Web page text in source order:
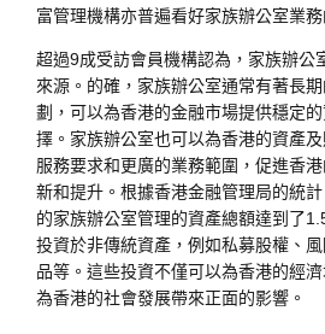
富管理機構亦普遍看好家族辦公室業務
超過9成受訪會員機構認為，家族辦公
來源。的確，家族辦公室通常有著長
劃，可以為香港的金融市場提供穩定
擇。家族辦公室也可以為香港的資產
服務要求和更廣的業務範圍，促進香
新和提升。根據香港金融管理局的統
的家族辦公室管理的資產總額達到了
投資於非傳統資產，例如私募股權、
品等。這些投資不僅可以為香港的經
為香港的社會發展帶來正面的影響。